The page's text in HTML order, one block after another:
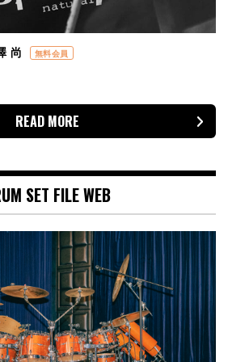
尚
無料会員
READ MORE
SET FILE WEB